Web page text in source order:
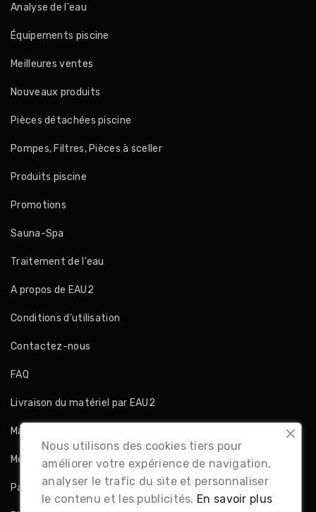
Analyse de l'eau
Équipements piscine
Meilleures ventes
Nouveaux produits
Pièces détachées piscine
Pompes, Filtres, Pièces à sceller
Produits piscine
Promotions
Sauna-Spa
Traitement de l'eau
A propos de EAU2
Conditions d'utilisation
Contactez-nous
FAQ
Livraison du matériel par EAU2
Magasins
Mentions légales
Paiement sécurisé
Nous utilisons des cookies tiers pour
améliorer votre expérience de navigation,
analyser le trafic du site et personnaliser
le contenu et les publicités. En savoir plus